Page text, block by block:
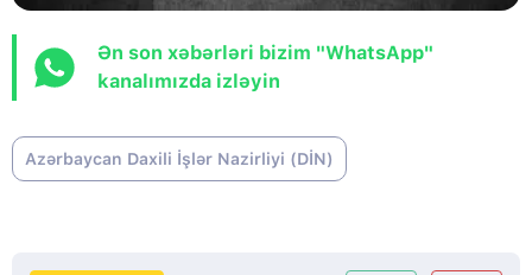
Ən son xəbərləri bizim "WhatsApp"
kanalımızda izləyin
Azərbaycan Daxili İşlər Nazirliyi (DİN)